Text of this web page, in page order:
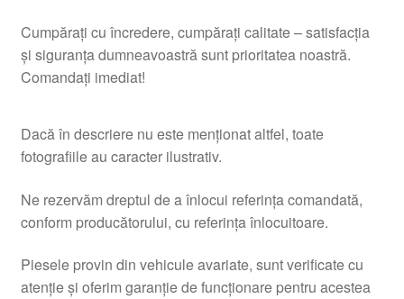
Cumpărați cu încredere, cumpărați calitate – satisfacția
și siguranța dumneavoastră sunt prioritatea noastră.
Comandați imediat!
Dacă în descriere nu este menționat altfel, toate
fotografiile au caracter ilustrativ.
Ne rezervăm dreptul de a înlocui referința comandată,
conform producătorului, cu referința înlocuitoare.
Piesele provin din vehicule avariate, sunt verificate cu
atenție și oferim garanție de funcționare pentru acestea